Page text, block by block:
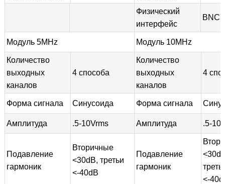
Физический
интерфейс
BNC
Модуль 5MHz Модуль 10MHz
Количество
выходных
каналов
4 способа
Количество
выходных
каналов
4
Форма сигнала Синусоида Форма сигнала
Амплитуда .5-10Vrms Амплитуда .5-
Подавление
гармоник
Вторичные
<30dB, третьи
<-40dB
Подавление
гармоник
<-